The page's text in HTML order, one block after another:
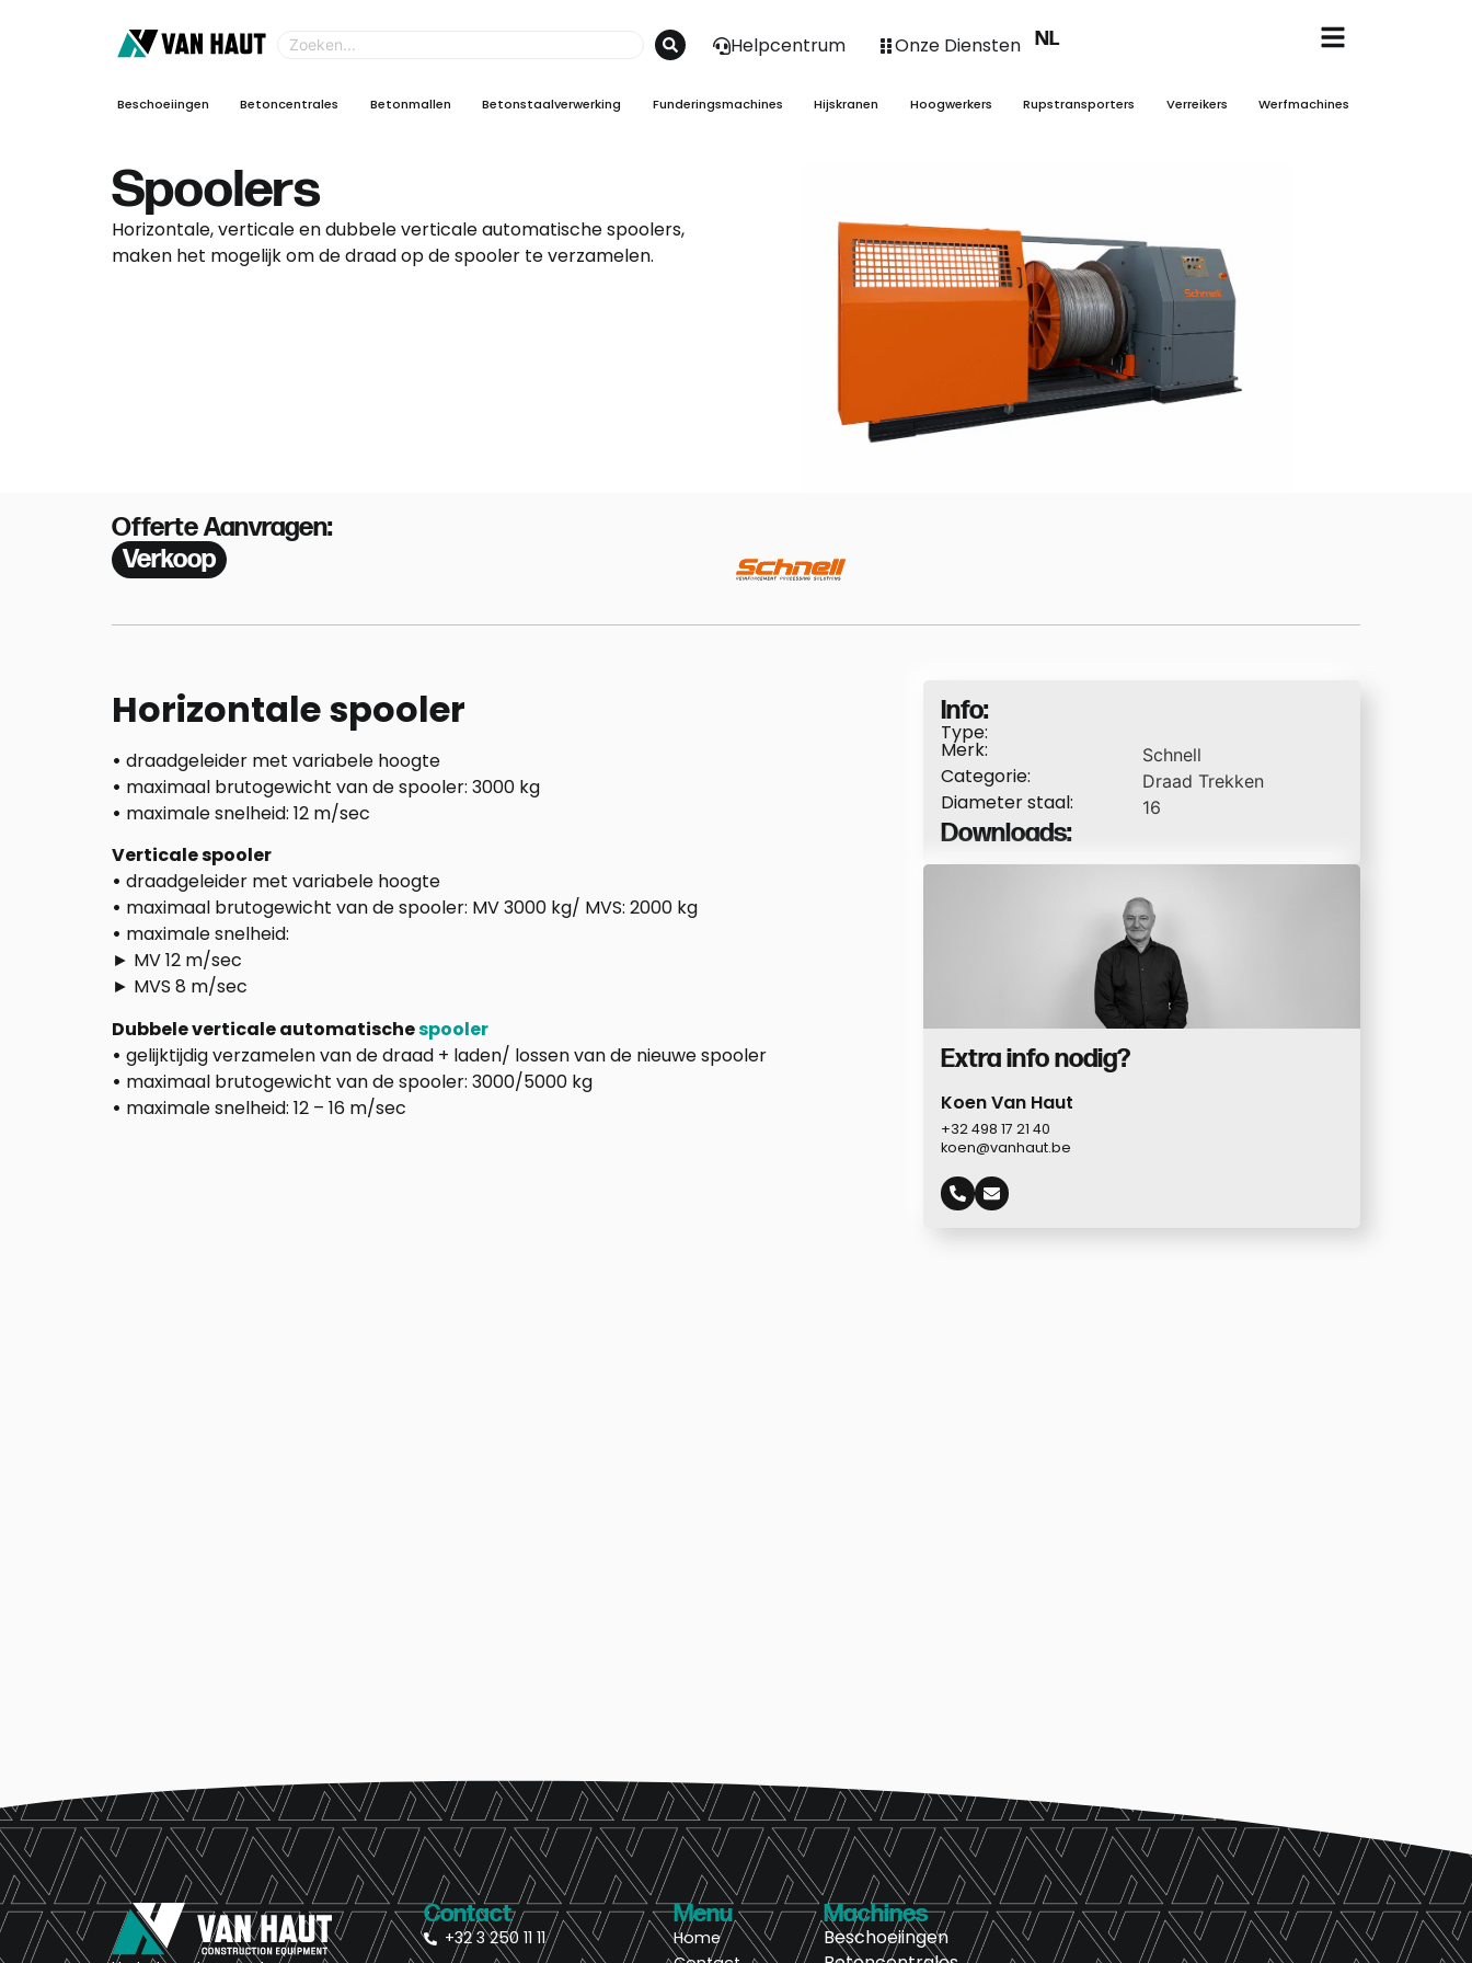
Helpcentrum Onze Diensten NL
FR
Beschoeiingen Betoncentrales Betonmallen Betonstaalverwerking Funderingsmachines Hijskranen Hoogwerkers Rupstransporters Verreikers Werfmachines
Spoolers
Horizontale, verticale en dubbele verticale automatische spoolers,
maken het mogelijk om de draad op de spooler te verzamelen.
Offerte Aanvragen:
Verkoop
Horizontale spooler
• draadgeleider met variabele hoogte
• maximaal brutogewicht van de spooler: 3000 kg
• maximale snelheid: 12 m/sec
Verticale spooler
• draadgeleider met variabele hoogte
• maximaal brutogewicht van de spooler: MV 3000 kg/ MVS: 2000 kg
• maximale snelheid:
► MV 12 m/sec
► MVS 8 m/sec
Dubbele verticale automatischespooler
• gelijktijdig verzamelen van de draad + laden/ lossen van de nieuwe spooler
• maximaal brutogewicht van de spooler: 3000/5000 kg
• maximale snelheid: 12 – 16 m/sec
Info:
Type:
Merk: Schnell
Categorie: Draad Trekken
Diameter staal: 16
Downloads:
Extra info nodig?
Koen Van Haut
+32 498 17 21 40
koen@vanhaut.be
Contact
+32 3 250 11 11
Menu
Home
Machines
Beschoeiingen